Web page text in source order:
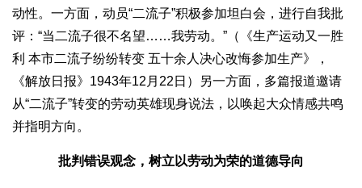
动性。一方面，动员“二流子”积极参加坦白会，进行自我批
评：“当二流子很不名望……我劳动。”（《生产运动又一胜
利 本市二流子纷纷转变 五十余人决心改悔参加生产》，
《解放日报》1943年12月22日）另一方面，多篇报道邀请
从“二流子”转变的劳动英雄现身说法，以唤起大众情感共鸣
并指明方向。
批判错误观念，树立以劳动为荣的道德导向